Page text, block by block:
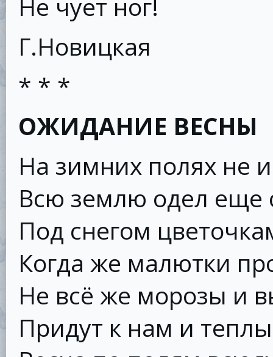
Не чует ног!
Г.Новицкая
* * *
ОЖИДАНИЕ ВЕСНЫ
На зимних полях не
Всю землю одел еще
Под снегом
Когда же малютки
Не всё же морозы и
Придут к нам и